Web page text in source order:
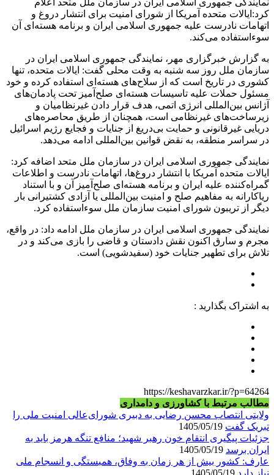
کرد:ایالات متحده آمریکا از شورای امنیت برای انتشار دروغ و
اتهامات نادرست علیه جمهوری اسلامی ایران و برنامه هسته‌ای آن
سوءاستفاده می‌کند.
به گزارش خبرگزاری مهر، نمایندگی جمهوری اسلامی ایران در
سازمان ملل روز سه شنبه به وقت محلی گفت: ایالات متحده، تنها
کشوری در تاریخ است که از سلاح‌های هسته‌ای استفاده کرده و خود
مسئول حملات علیه تاسیسات هسته‌ای صلح‌آمیز تحت پادمان‌های
آژانس بین‌المللی انرژی اتمی، هدف قرار دادن غیرنظامیان و
زیرساخت‌های غیرنظامی است، همچنان از طریق محاصره‌های
دریایی غیرقانونی و حمایت بی‌دریغ از جنایات و فجایع رژیم اسرائیل
در سراسر منطقه، به نقض قوانین بین‌المللی ادامه می‌دهد.
نمایندگی جمهوری اسلامی ایران در سازمان ملل متحد اضافه کرد:
ایالات متحده آمریکا با انتشار دروغ‌ها، اتهامات نادرست و اطلاعات
گمراه‌کننده علیه ایران و برنامه هسته‌ای صلح‌آمیز آن و با استناد
ریاکارانه به مفاهیم صلح و امنیت بین‌المللی یا آزادی کشتیرانی بار
دیگر از تریبون شورای امنیت سازمان ملل سوءاستفاده کرد.
نمایندگی جمهوری اسلامی ایران در سازمان ملل ادامه داد: در واقع،
مجرم و سارق اکنون نقش دادستان و قاضی را بازی می‌کند و در
تلاش برای تطهیر جنایات خود (سفیدشویی) است.
به اشتراک بگذارید :
https://keshavarzkar.ir/?p=64264
مطالب مرتبط با کشاورزی و دامداری
ولایتی انتصاب محسن رضایی به دبیری شورای‌عالی امنیت ملی را
تبریک گفت
جزئیات پیگیری انتقام خون رهبر شهید؛ منافع تنگه هرمز باید به
ایران برسد
عارف: کشور بیش از هر زمان به وفاق، همبستگی و انسجام ملی
نیاز دارد